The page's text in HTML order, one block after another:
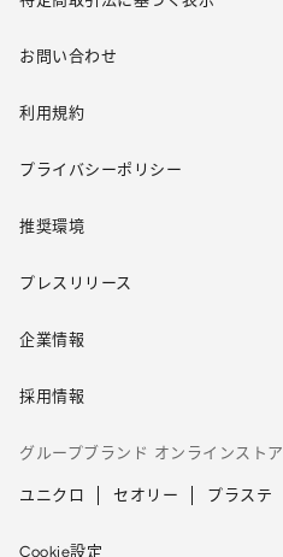
お問い合わせ
利用規約
プライバシーポリシー
推奨環境
プレスリリース
企業情報
採用情報
グループブランド オンラインストア
ユニクロ セオリー プラステ
Cookie設定